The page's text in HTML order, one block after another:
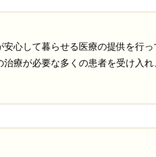
心して暮らせる医療の提供を行っ
療が必要な多くの患者を受け入れ